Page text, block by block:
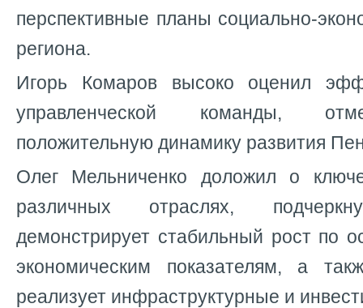
перспективные планы социально-
региона.
Игорь Комаров высоко оценил
управленческой команды,
положительную динамику развития
Олег Мельниченко доложил о
различных отраслях,
демонстрирует стабильный рост по
экономическим показателям, а
реализует инфраструктурные и